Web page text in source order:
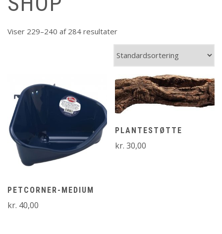
Viser 229–240 af 284 resultater
PETCORNER-MEDIUM
kr. 40,00
PLANTESTØTTE
kr. 30,00